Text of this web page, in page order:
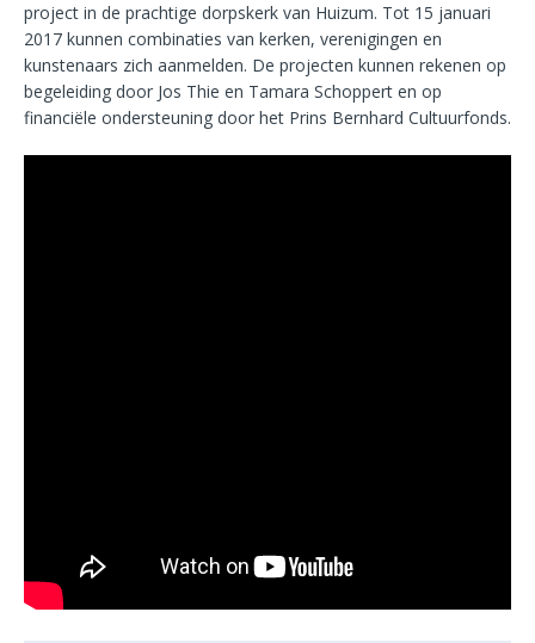
project in de prachtige dorpskerk van Huizum. Tot 15 januari
2017 kunnen combinaties van kerken, verenigingen en
kunstenaars zich aanmelden. De projecten kunnen rekenen op
begeleiding door Jos Thie en Tamara Schoppert en op
financiële ondersteuning door het Prins Bernhard Cultuurfonds.